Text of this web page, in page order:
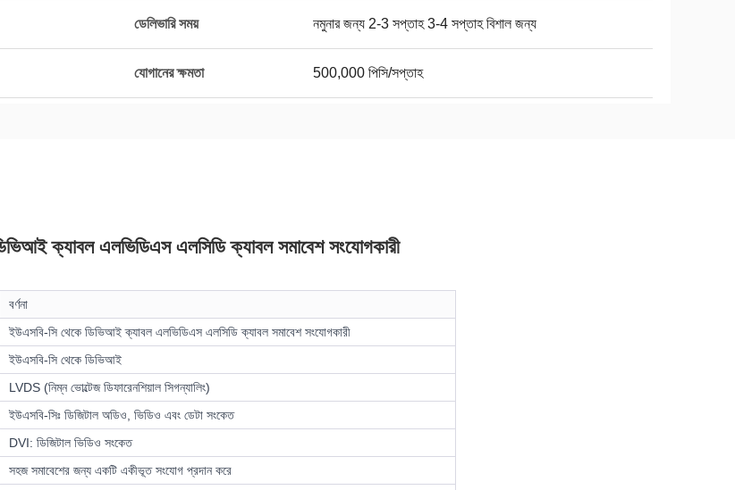
ডেলিভারি সময় নমুনার জন্য 2-3 সপ্তাহ 3-4 সপ্তাহ বিশাল জন্য
যোগানের ক্ষমতা 500,000 পিসি/সপ্তাহ
ক্যাবল এলভিডিএস এলসিডি ক্যাবল সমাবেশ সংযোগকারী
বর্ণনা
ইউএসবি-সি থেকে ডিভিআই ক্যাবল এলভিডিএস এলসিডি ক্যাবল সমাবেশ সংযোগকারী
ইউএসবি-সি থেকে ডিভিআই
LVDS (নিম্ন ভোল্টেজ ডিফারেনশিয়াল সিগন্যালিং)
ইউএসবি-সিঃ ডিজিটাল অডিও, ভিডিও এবং ডেটা সংকেত
DVI: ডিজিটাল ভিডিও সংকেত
সহজ সমাবেশের জন্য একটি একীভূত সংযোগ প্রদান করে